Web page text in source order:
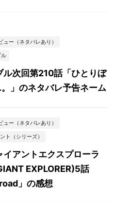
ュー（ネタバレあり）
ル次回第210話「ひとりぼ
」のネタバレ予告ネーム
ュー（ネタバレあり）
ト（シリーズ）
イアントエクスプローラ
EXPLORER)5話
」の感想